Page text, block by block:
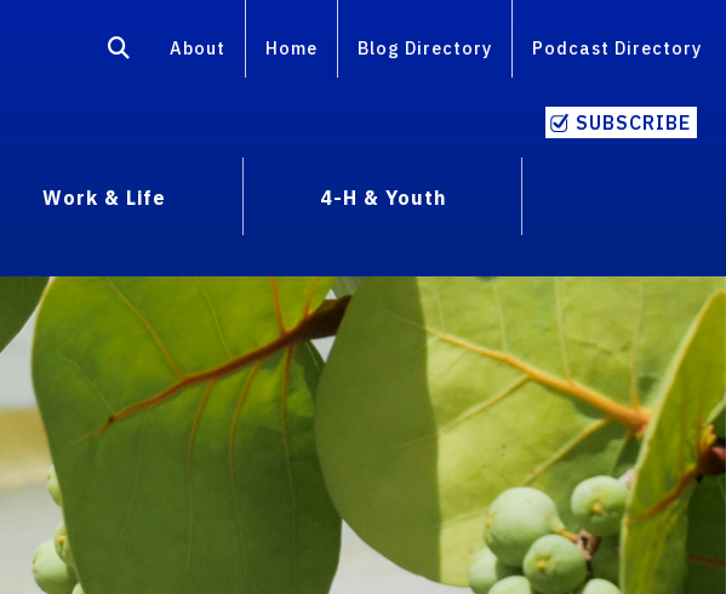
About Home Blog Directory Podcast Directory
SUBSCRIBE
Work & Life
4-H & Youth